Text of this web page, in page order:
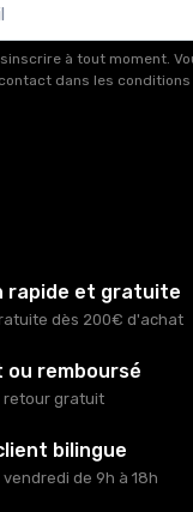
à tout moment.
dans les
rapide et gratuite
dès 200€ d'achat
remboursé
retour gratuit
bilingue
de 9h à 18h